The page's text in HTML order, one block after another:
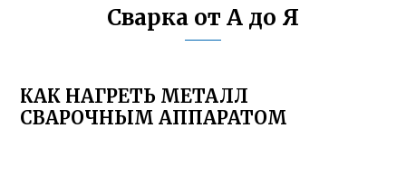
Сварка от А до Я
КАК НАГРЕТЬ МЕТАЛЛ
СВАРОЧНЫМ АППАРАТОМ